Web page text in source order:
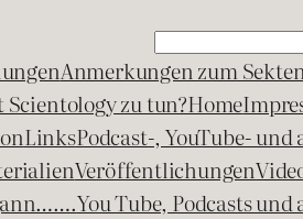
Suchen
Anmerkungen zum
zu tun?Home
LinksPodcast-, YouTube- und
Veröffentlichungen
You Tube, Podcasts